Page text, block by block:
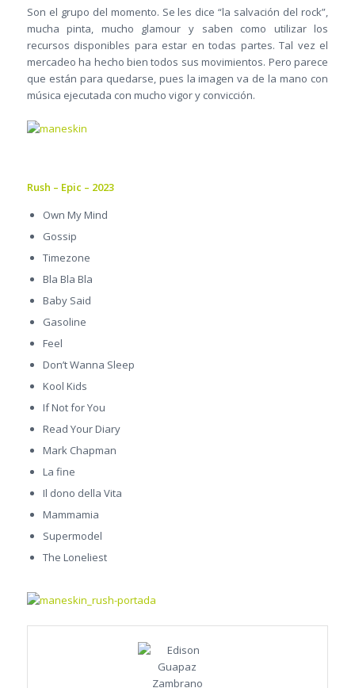
Son el grupo del momento. Se les dice “la salvación del rock”,
mucha pinta, mucho glamour y saben como utilizar los
recursos disponibles para estar en todas partes. Tal vez el
mercadeo ha hecho bien todos sus movimientos. Pero parece
que están para quedarse, pues la imagen va de la mano con
música ejecutada con mucho vigor y convicción.
Rush – Epic – 2023
Own My Mind
Gossip
Timezone
Bla Bla Bla
Baby Said
Gasoline
Feel
Don’t Wanna Sleep
Kool Kids
If Not for You
Read Your Diary
Mark Chapman
La fine
Il dono della Vita
Mammamia
Supermodel
The Loneliest